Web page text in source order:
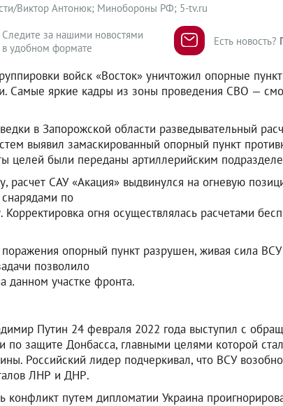
Виктор Антонюк; Минобороны РФ; 5-tv.ru
Следите за нашими новостями
в удобном формате
Есть новость?
войск «Восток» уничтожил опорные
Самые яркие кадры из зоны проведения СВО —
в Запорожской области разведывательный
выявил замаскированный опорный пункт
целей были переданы артиллерийским
расчет САУ «Акация» выдвинулся на огневую
по
Корректировка огня осуществлялась расчетами
поражения опорный пункт разрушен, живая сила
позволило
данном участке фронта.
Путин 24 февраля 2022 года выступил с
по защите Донбасса, главными целями которой
Российский лидер подчеркивал, что ВСУ
ЛНР и ДНР.
конфликт путем дипломатии Украина